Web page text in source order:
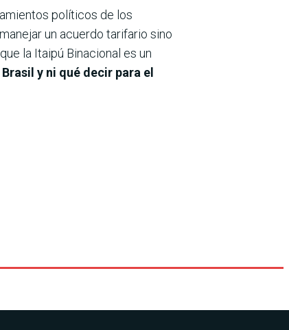
políticos de los
un acuerdo tarifario sino
la Itaipú Binacional es un
y ni qué decir para el